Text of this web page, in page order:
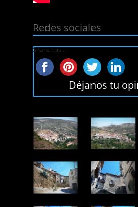
Redes sociales
Share this...
Déjanos tu